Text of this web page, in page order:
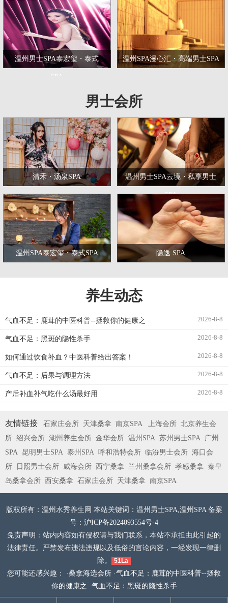
温州男士SPA泰宏玺・泰式
SPA
温州SPA漫心汇・高端男士SPA
男士会所
清禾・汤泉SPA 温州男士SPA云境・私享男士
SPA
温州SPA泰宏玺・泰式SPA 隐逸 SPA
养生动态
2026-8-8
气血不足：鹿茸的中医科普--拯救你的健康之
2026-8-8
气血不足：黑斑的隐性杀手
2026-8-8
如何通过饮食补血？中医科普给出答案！
2026-8-8
气血不足：后果与调理方法
2026-8-8
产后补血补气吃什么汤最好用
友情链接 石家庄会所 天津桑拿 南京SPA 上海会所 北京养生会
所 绍兴会所 湖州养生会所 金华会所 温州SPA 苏州男士SPA 广州
SPA 昆明男士SPA 泰州SPA 呼和浩特会所 临汾男士会所 海口会
所
日照男士会所 威海会所 西宁桑拿 兰州桑拿会所 孝感桑拿 秦皇
岛桑拿会所 西安桑拿 石家庄会所 天津桑拿 南京SPA
版权所有：温州水秀养生网 本站关键词：温州男士SPA,温州SPA 备案
号： 沪ICP备2024093554号-4
免责声明：站内内容如有侵权请与我们联系，本站不承担由此引起的
法律责任。严禁发布违法违规以及低俗的言论内容，一经发现一律删
除。
51La
您可能还感兴趣： ·桑拿海选会所 ·气血不足：鹿茸的中医科普--拯救
你的健康之 ·气血不足：黑斑的隐性杀手